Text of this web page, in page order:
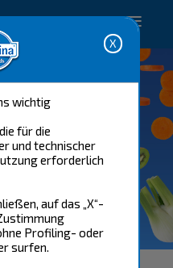
wichtig
für die
und technischer
erforderlich
auf das „X“-
Profiling- oder
surfen.
you.